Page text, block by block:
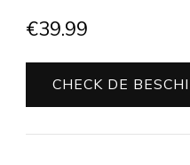
€39.99
CHECK DE